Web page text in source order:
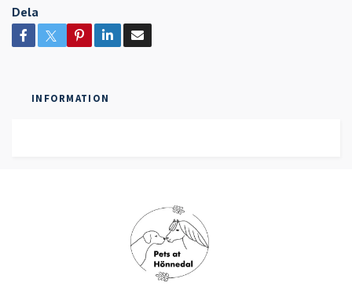
Dela
INFORMATION